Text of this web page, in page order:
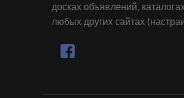
досках объявлений,
любых других сайтах